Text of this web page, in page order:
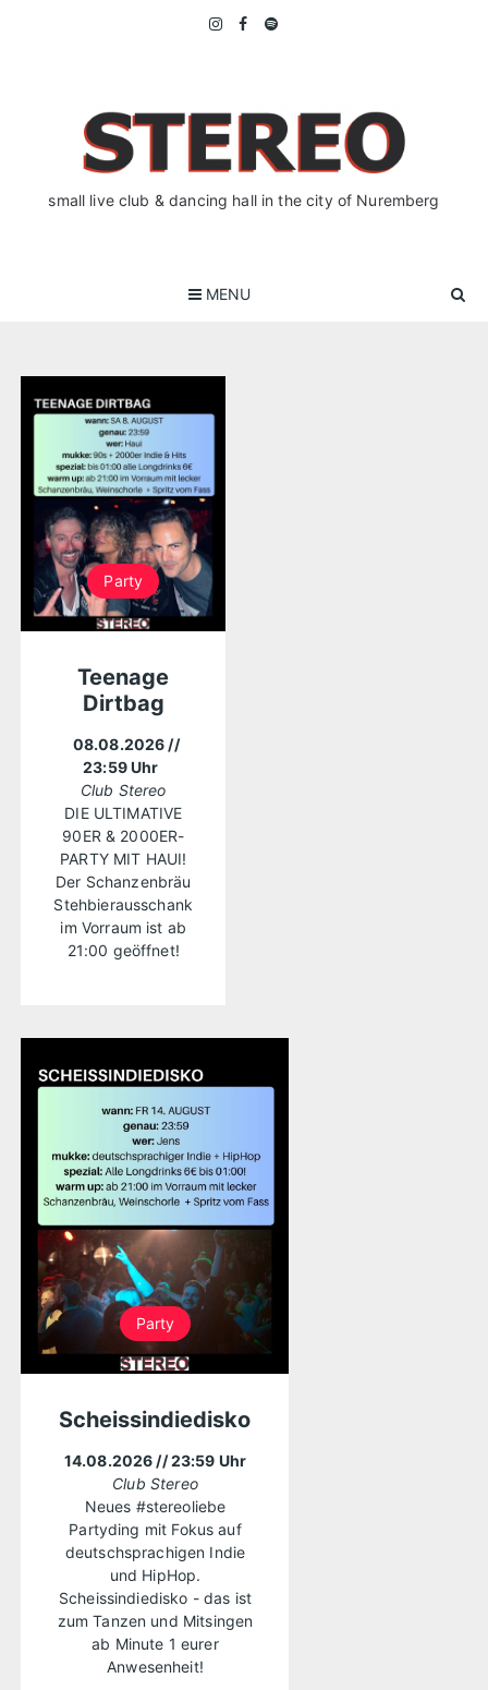
small live club & dancing hall in the city of Nuremberg
MENU
Party
Teenage
Dirtbag
08.08.2026//
23:59 Uhr
Club Stereo
DIE ULTIMATIVE
90ER & 2000ER-
PARTY MIT HAUI!
Der Schanzenbräu
Stehbierausschank
im Vorraum ist ab
21:00 geöffnet!
Party
Scheissindiedisko
14.08.2026 // 23:59 Uhr
Club Stereo
Neues #stereoliebe
Partyding mit Fokus auf
deutschsprachigen Indie
und HipHop.
Scheissindiedisko - das ist
zum Tanzen und Mitsingen
ab Minute 1 eurer
Anwesenheit!